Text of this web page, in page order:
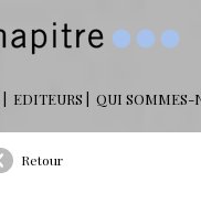
EDITEURS QUI SOMMES-
Retour